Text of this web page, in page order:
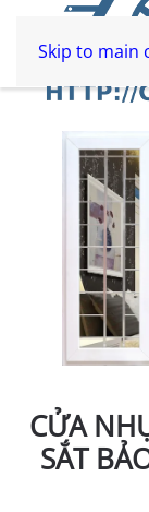
Skip to main
CỬA
SẮT